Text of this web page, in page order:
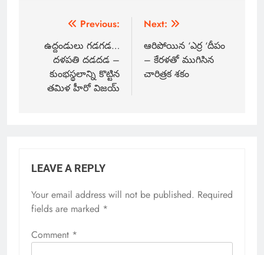
Previous:
ఉద్దండులు గడగడ…
దళపతి దడదడ –
కుంభస్థలాన్ని కొట్టిన
తమిళ హీరో విజయ్
Next:
ఆరిపోయిన ‘ఎర్ర ‘దీపం
– కేరళతో ముగిసిన
చారిత్రక శకం
LEAVE A REPLY
Your email address will not be published. Required
fields are marked *
Comment *